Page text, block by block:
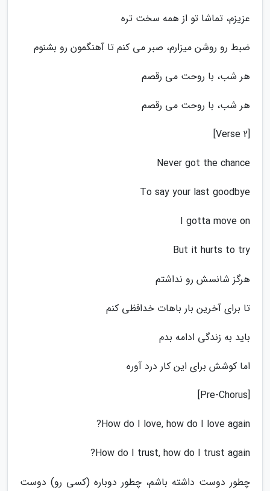
عزیزم، تماشا تو از همه سخت تره
ضبط رو روشن میزارم، صبر می کنم تا آهنگمون رو بشنوم
هر شب، با روحت می رقصم
هر شب، با روحت می رقصم
[Verse 2]
Never got the chance
To say your last goodbye
I gotta move on
But it hurts to try
هرگز شانسش رو نداشتم
تا برای آخرین بار باهات خدافظی کنم
باید به زندگی ادامه بدم
اما کوشش برای این کار درد آوره
[Pre-Chorus]
How do I love, how do I love again?
How do I trust, how do I trust again?
چطور دوست داشته باشم، چطور دوباره (کسی رو) دوست